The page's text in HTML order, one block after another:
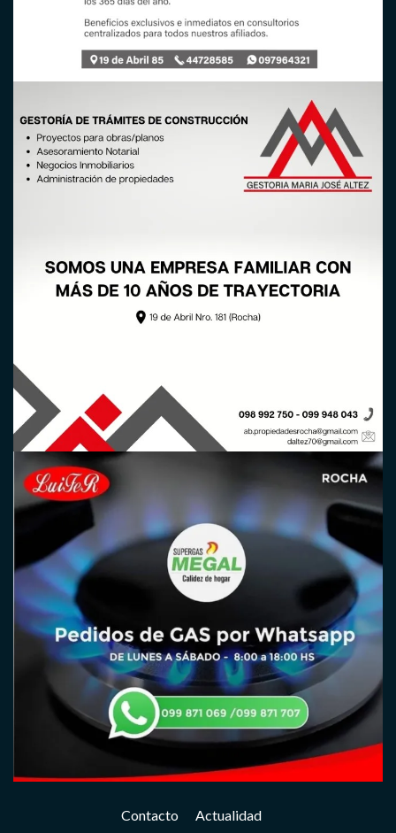
Contacto Actualidad